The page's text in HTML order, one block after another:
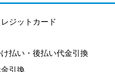
ジットカード
払い・後払い代金引換
引換